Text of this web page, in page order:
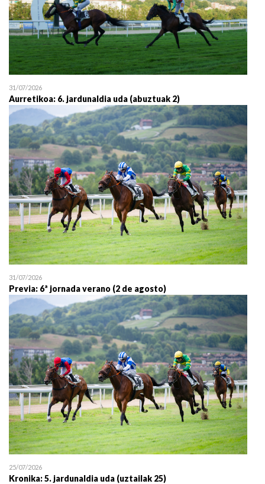
31/07/2026
Aurretikoa: 6. jardunaldia uda (abuztuak 2)
31/07/2026
Previa: 6ª jornada verano (2 de agosto)
25/07/2026
Kronika: 5. jardunaldia uda (uztailak 25)